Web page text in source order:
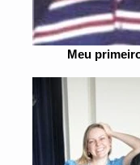
Meu